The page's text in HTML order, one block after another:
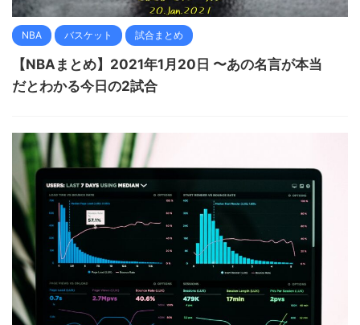
NBA バスケット 試合まとめ
【NBAまとめ】2021年1月20日 〜あの名言が本当
だとわかる今日の2試合